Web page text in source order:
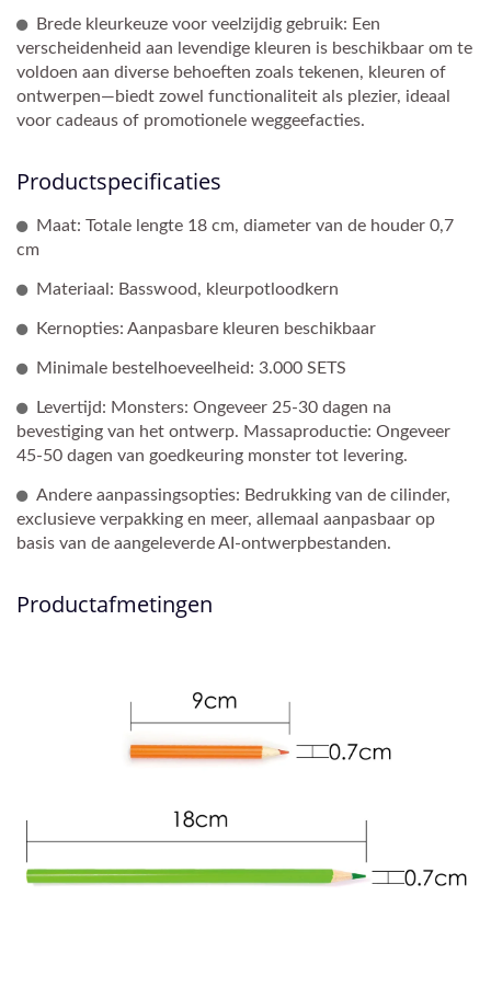
Brede kleurkeuze voor veelzijdig gebruik: Een
verscheidenheid aan levendige kleuren is beschikbaar om te
voldoen aan diverse behoeften zoals tekenen, kleuren of
ontwerpen—biedt zowel functionaliteit als plezier, ideaal
voor cadeaus of promotionele weggeefacties.
Productspecificaties
Maat: Totale lengte 18 cm, diameter van de houder 0,7
cm
Materiaal: Basswood, kleurpotloodkern
Kernopties: Aanpasbare kleuren beschikbaar
Minimale bestelhoeveelheid: 3.000 SETS
Levertijd: Monsters: Ongeveer 25-30 dagen na
bevestiging van het ontwerp. Massaproductie: Ongeveer
45-50 dagen van goedkeuring monster tot levering.
Andere aanpassingsopties: Bedrukking van de cilinder,
exclusieve verpakking en meer, allemaal aanpasbaar op
basis van de aangeleverde AI-ontwerpbestanden.
Productafmetingen